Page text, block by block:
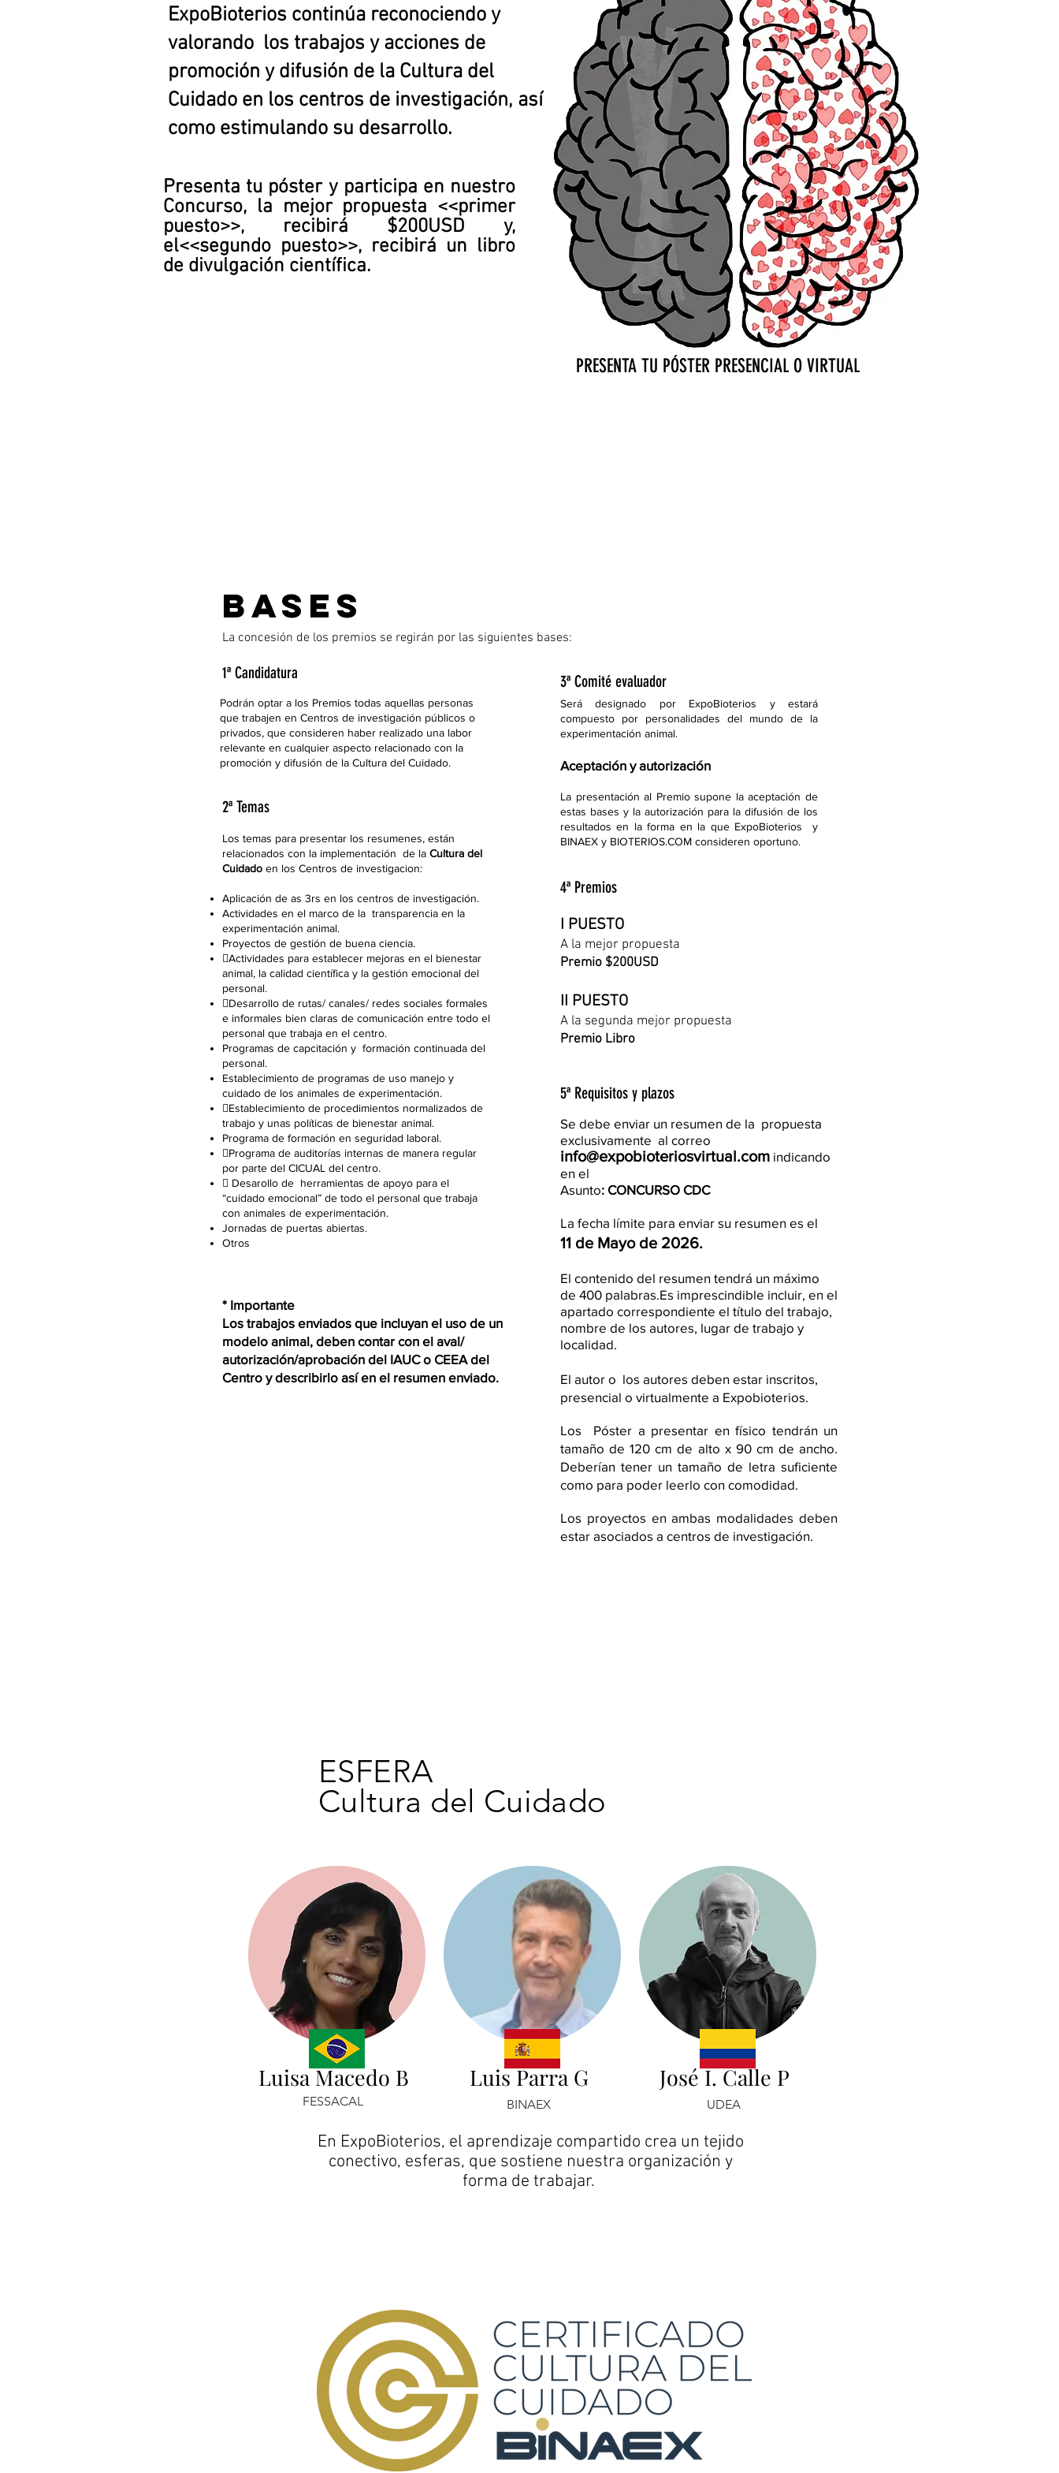
ExpoBioterios continúa reconociendo y
valorando los trabajos y acciones de
promoción y difusión de la Cultura del
Cuidado en los centros de investigación, así
como estimulando su desarrollo.
Presenta tu póster y participa en nuestro
Concurso, la mejor propuesta <<primer
puesto>>, recibirá $200USD y,
el<<segundo puesto>>, recibirá un libro
de divulgación científica.
PRESENTA TU PÓSTER PRESENCIAL O VIRTUAL
BASES
La concesión de los premios se regirán por las siguientes bases:
1ª Candidatura
Podrán optar a los Premios todas aquellas personas
que trabajen en Centros de investigación públicos o
privados, que consideren haber realizado una labor
relevante en cualquier aspecto relacionado con la
promoción y difusión de la Cultura del Cuidado.
2ª Temas
Los temas para presentar los resumenes, están
relacionados con la implementación de la Cultura del
Cuidado en los Centros de investigacion:
Aplicación de as 3rs en los centros de investigación.
Actividades en el marco de la transparencia en la
experimentación animal.
Proyectos de gestión de buena ciencia.
Actividades para establecer mejoras en el bienestar
animal, la calidad científica y la gestión emocional del
personal.
Desarrollo de rutas/ canales/ redes sociales formales
e informales bien claras de comunicación entre todo el
personal que trabaja en el centro.
Programas de capcitación y formación continuada del
personal.
Establecimiento de programas de uso manejo y
cuidado de los animales de experimentación.
Establecimiento de procedimientos normalizados de
trabajo y unas políticas de bienestar animal.
Programa de formación en seguridad laboral.
Programa de auditorías internas de manera regular
por parte del CICUAL del centro.
 Desarollo de herramientas de apoyo para el
“cuidado emocional” de todo el personal que trabaja
con animales de experimentación.
Jornadas de puertas abiertas.
Otros
* Importante
Los trabajos enviados que incluyan el uso de un
modelo animal, deben contar con el aval/
autorización/aprobación del IAUC o CEEA del
Centro y describirlo así en el resumen enviado.
3ª Comité evaluador
Será designado por ExpoBioterios y estará
compuesto por personalidades del mundo de la
experimentación animal.
Aceptación y autorización
La presentación al Premio supone la aceptación de
estas bases y la autorización para la difusión de los
resultados en la forma en la que ExpoBioterios y
BINAEX y BIOTERIOS.COM consideren oportuno.
4ª Premios
I PUESTO
A la mejor propuesta
Premio $200USD
II PUESTO
A la segunda mejor propuesta
Premio Libro
5ª Requisitos y plazos
Se debe enviar un resumen de la propuesta
exclusivamente al correo
info@expobioteriosvirtual.com indicando
en el
Asunto: CONCURSO CDC
La fecha límite para enviar su resumen es el
11 de Mayo de 2026.
El contenido del resumen tendrá un máximo
de 400 palabras.Es imprescindible incluir, en el
apartado correspondiente el título del trabajo,
nombre de los autores, lugar de trabajo y
localidad.
El autor o los autores deben estar inscritos,
presencial o virtualmente a Expobioterios.
Los Póster a presentar en físico tendrán un
tamaño de 120 cm de alto x 90 cm de ancho.
Deberían tener un tamaño de letra suficiente
como para poder leerlo con comodidad.
Los proyectos en ambas modalidades deben
estar asociados a centros de investigación.
Luisa Macedo B
FESSACAL
Luis Parra G
BINAEX
José I. Calle P
UDEA
ESFERA
Cultura del Cuidado
En ExpoBioterios, el aprendizaje compartido crea un tejido
conectivo, esferas, que sostiene nuestra organización y
forma de trabajar.